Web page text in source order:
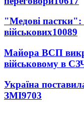
"Медові
військових10089
Майора ВСП
військовому в
Україна
ЗМІ9703